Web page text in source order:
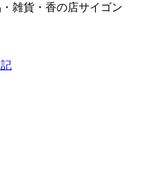
雑貨・香の店サイゴン